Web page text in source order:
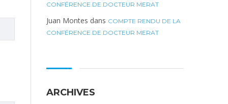
CONFÉRENCE DE DOCTEUR MERAT
Juan Montes dans COMPTE RENDU DE LA
CONFÉRENCE DE DOCTEUR MERAT
ARCHIVES